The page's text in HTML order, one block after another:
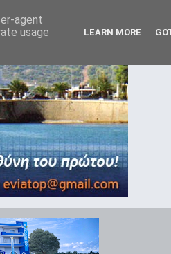
agent
usage
LEARN MORE